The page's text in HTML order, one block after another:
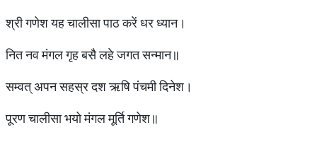
श्री गणेश यह चालीसा पाठ करें धर ध्यान।
नित नव मंगल गृह बसै लहे जगत सन्मान॥
सम्वत् अपन सहस्र दश ऋषि पंचमी दिनेश।
पूरण चालीसा भयो मंगल मूर्ति गणेश॥